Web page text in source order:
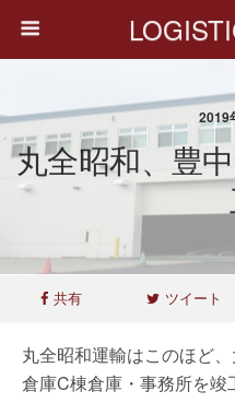
2019
丸全昭和、豊
共有 ツイート
丸全昭和運輸はこのほど
倉庫C棟倉庫・事務所を竣